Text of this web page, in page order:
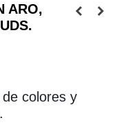
ARO,
colores y